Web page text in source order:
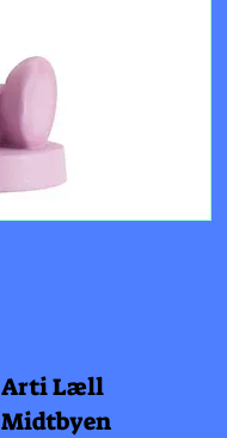
Arti Læll
Midtbyen